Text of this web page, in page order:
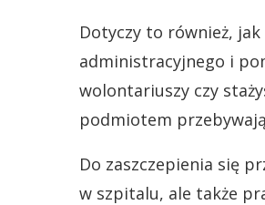
Dotyczy to również,
administracyjnego i
wolontariuszy czy
podmiotem
Do zaszczepienia się
w szpitalu, ale także